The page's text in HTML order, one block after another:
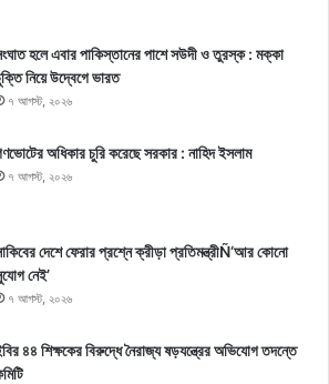
হলে এবার পাকিস্তানের পাশে সউদী ও তুরস্ক : মক্কা
নিয়ে উদ্বেগে ভারত
৭ আগস্ট, ২০২৬
অধিকার চুরি করেছে সরকার : নাহিদ ইসলাম
৭ আগস্ট, ২০২৬
দেশে ফেরার প্রশ্নে ক্রীড়া প্রতিমন্ত্রীÑ‘আর কোনো
নেই’
৭ আগস্ট, ২০২৬
৪৪ শিক্ষকের বিরুদ্ধে নৈরাজ্য ষড়যন্ত্রের অভিযোগ তদন্তে